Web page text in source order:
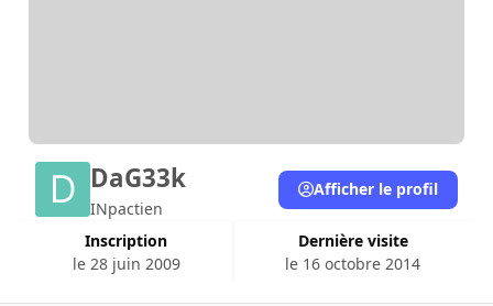
DaG33k
INpactien
Inscription
le 28 juin 2009
Dernière visite
le 16 octobre 2014
Afficher le profil